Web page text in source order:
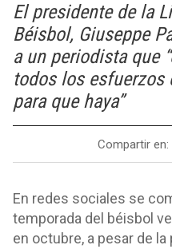
El presidente de la
Béisbol, Giuseppe
a un periodista que
todos los esfuerzos
para que haya”
Compartir en:
En redes sociales se
temporada del béisbol
en octubre, a pesar de